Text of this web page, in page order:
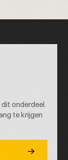
onderdeel.
te krijgen